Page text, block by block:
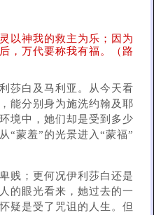
以神我的救主为乐；因为
，万代要称我有福。（路
莎白及马利亚。从今天看
能分别身为施洗约翰及耶
境中，她们却是受到多少
“蒙羞”的光景进入“蒙福”
贱；更何况伊利莎白还是
的眼光看来，她过去的一
疑是受了咒诅的人生。但